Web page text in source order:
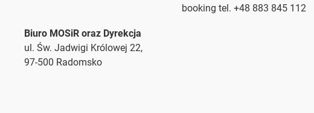
Biuro MOSiR oraz Dyrekcja
ul. Św. Jadwigi Królowej 22,
97-500 Radomsko
booking tel. +48 883 845 112